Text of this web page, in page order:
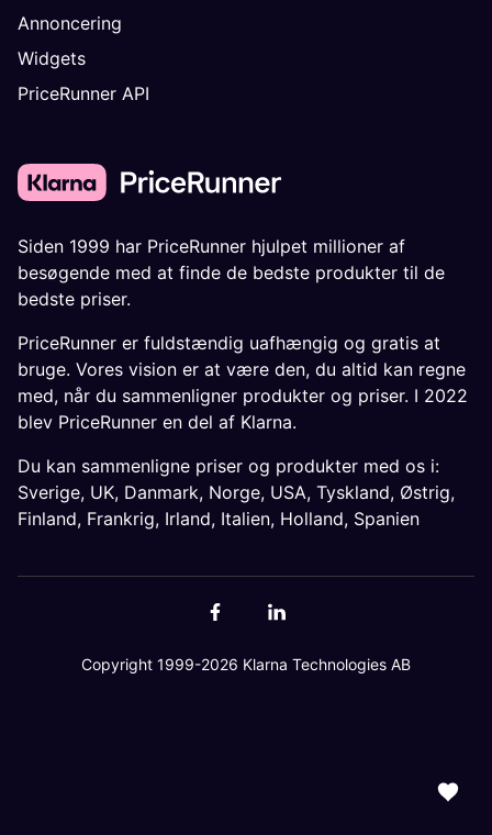
Annoncering
Widgets
PriceRunner API
Siden 1999 har PriceRunner hjulpet millioner af
besøgende med at finde de bedste produkter til de
bedste priser.
PriceRunner er fuldstændig uafhængig og gratis at
bruge. Vores vision er at være den, du altid kan regne
med, når du sammenligner produkter og priser. I 2022
blev PriceRunner en del af Klarna.
Du kan sammenligne priser og produkter med os i:
Sverige, UK, Danmark, Norge, USA, Tyskland, Østrig,
Finland, Frankrig, Irland, Italien, Holland, Spanien
Copyright 1999-2026 Klarna Technologies AB